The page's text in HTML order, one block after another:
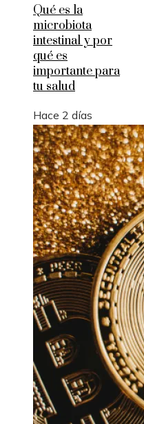
Qué es la
microbiota
intestinal y por
qué es
importante para
tu salud
Hace 2 días